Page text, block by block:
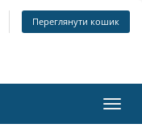
Переглянути кошик